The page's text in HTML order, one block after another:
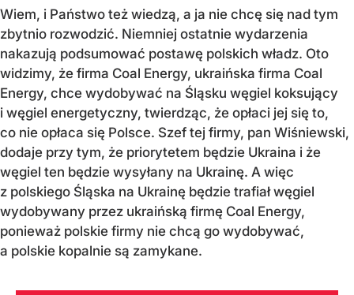
Wiem, i Państwo też wiedzą, a ja nie chcę się nad tym
zbytnio rozwodzić. Niemniej ostatnie wydarzenia
nakazują podsumować postawę polskich władz. Oto
widzimy, że firma Coal Energy, ukraińska firma Coal
Energy, chce wydobywać na Śląsku węgiel koksujący
i węgiel energetyczny, twierdząc, że opłaci jej się to,
co nie opłaca się Polsce. Szef tej firmy, pan Wiśniewski,
dodaje przy tym, że priorytetem będzie Ukraina i że
węgiel ten będzie wysyłany na Ukrainę. A więc
z polskiego Śląska na Ukrainę będzie trafiał węgiel
wydobywany przez ukraińską firmę Coal Energy,
ponieważ polskie firmy nie chcą go wydobywać,
a polskie kopalnie są zamykane.